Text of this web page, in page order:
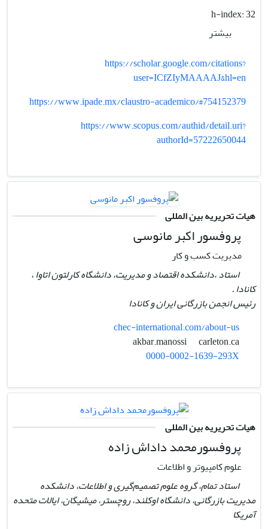
h-index:32
بیشتر
https://scholar.google.com/citations?
user=ICfZIyMAAAAJ&hl=en
https://www.ipade.mx/claustro-academico/#754152379
https://www.scopus.com/authid/detail.uri?
authorId=57222650044
هیات تحریریه بین المللی
پروفسور اکبر مانوسی
مدیریت کسب و کار
استاد ،دانشکده اقتصاد و مدیریت، دانشگاه کارلتون اتاوا ،
کانادا .
رئیس انجمن بازرگانی ایران و کانادا
chec-international.com/about-us
carleton.ca
0000-0002-1639-293X
هیات تحریریه بین المللی
پروفسورمحمد داداش زاده
علوم کامپیوتر و اطلاعات
استاد تمام، گروه علوم تصمیم‌گیری و اطلاعات، دانشکده
مدیریت بازرگانی، دانشگاه اوکلند، روچستر، میشیگان، ایالات متحده
آمریکا